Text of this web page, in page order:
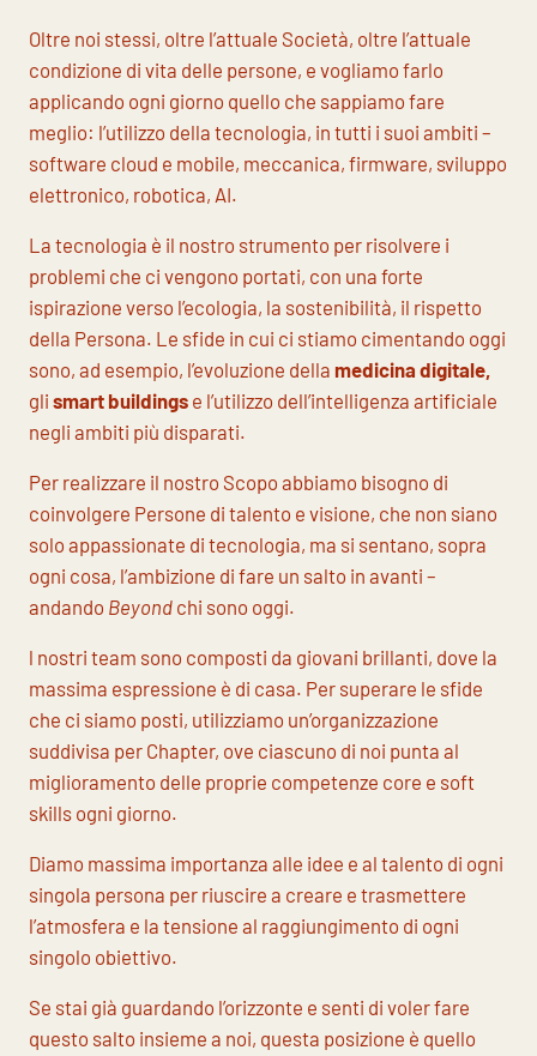
Oltre noi stessi, oltre l’attuale Società, oltre l’attuale
condizione di vita delle persone, e vogliamo farlo
applicando ogni giorno quello che sappiamo fare
meglio: l’utilizzo della tecnologia, in tutti i suoi ambiti –
software cloud e mobile, meccanica, firmware, sviluppo
elettronico, robotica, AI.
La tecnologia è il nostro strumento per risolvere i
problemi che ci vengono portati, con una forte
ispirazione verso l’ecologia, la sostenibilità, il rispetto
della Persona. Le sfide in cui ci stiamo cimentando oggi
sono, ad esempio, l’evoluzione della medicina digitale,
gli smart buildings e l’utilizzo dell’intelligenza artificiale
negli ambiti più disparati.
Per realizzare il nostro Scopo abbiamo bisogno di
coinvolgere Persone di talento e visione, che non siano
solo appassionate di tecnologia, ma si sentano, sopra
ogni cosa, l’ambizione di fare un salto in avanti –
andando Beyond chi sono oggi.
l nostri team sono composti da giovani brillanti, dove la
massima espressione è di casa. Per superare le sfide
che ci siamo posti, utilizziamo un’organizzazione
suddivisa per Chapter, ove ciascuno di noi punta al
miglioramento delle proprie competenze core e soft
skills ogni giorno.
Diamo massima importanza alle idee e al talento di ogni
singola persona per riuscire a creare e trasmettere
l’atmosfera e la tensione al raggiungimento di ogni
singolo obiettivo.
Se stai già guardando l’orizzonte e senti di voler fare
questo salto insieme a noi, questa posizione è quello